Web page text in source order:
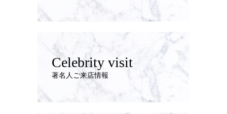
Celebrity visit
著名人ご来店情報